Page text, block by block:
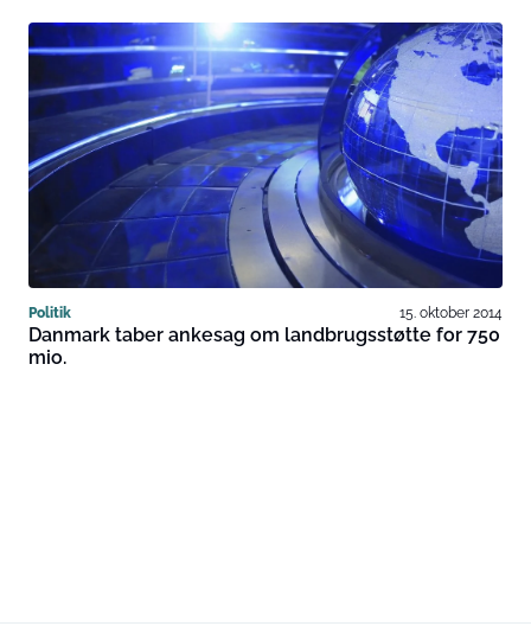
Politik 15. oktober 2014
Danmark taber ankesag om landbrugsstøtte for 750
mio.